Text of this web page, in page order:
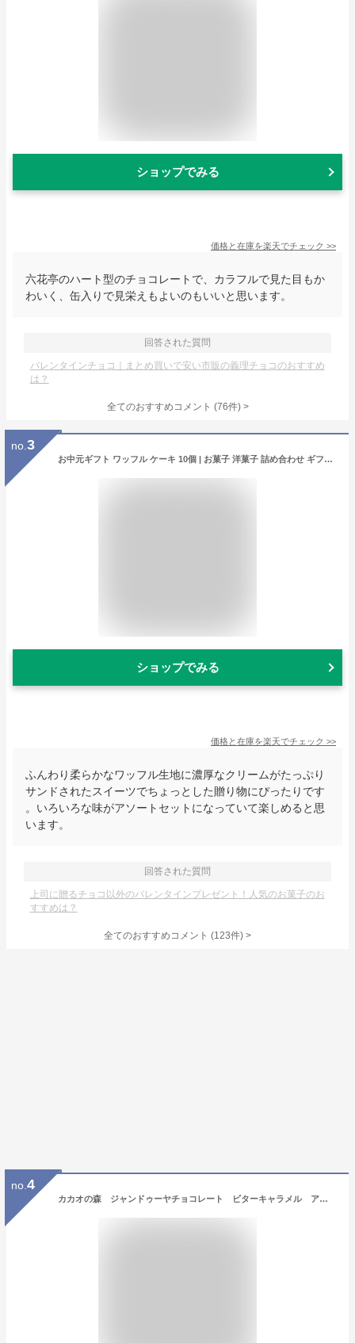
ショップでみる
価格と在庫を楽天でチェック >>
六花亭のハート型のチョコレートで、カラフルで見た目もか
わいく、缶入りで見栄えもよいのもいいと思います。
回答された質問
バレンタインチョコ｜まとめ買いで安い市販の義理チョコのおすすめ
は？
全てのおすすめコメント (76件) >
no. 3
お中元ギフト ワッフル ケーキ 10個 | お菓子 洋菓子 詰め合わせ ギフト 個包装 お中元 御中元 ワッフルケーキ スイーツ 冷凍 お取り寄せスイーツ 女性 彼女 妻 お中元スウィーツ 誕生日プレゼント ワッフルサンド かわいい おしゃれ 手土産 お礼 3000円 送料無料
ショップでみる
価格と在庫を楽天でチェック >>
ふんわり柔らかなワッフル生地に濃厚なクリームがたっぷり
サンドされたスイーツでちょっとした贈り物にぴったりです
。いろいろな味がアソートセットになっていて楽しめると思
います。
回答された質問
上司に贈るチョコ以外のバレンタインプレゼント！人気のお菓子のお
すすめは？
全てのおすすめコメント (123件) >
no. 4
カカオの森 ジャンドゥーヤチョコレート ビターキャラメル アーモンド カルディ 群馬倉庫